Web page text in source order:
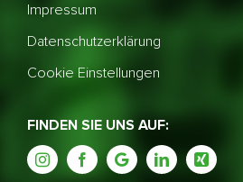
Impressum
Datenschutzerklärung
Cookie Einstellungen
FINDEN SIE UNS AUF: